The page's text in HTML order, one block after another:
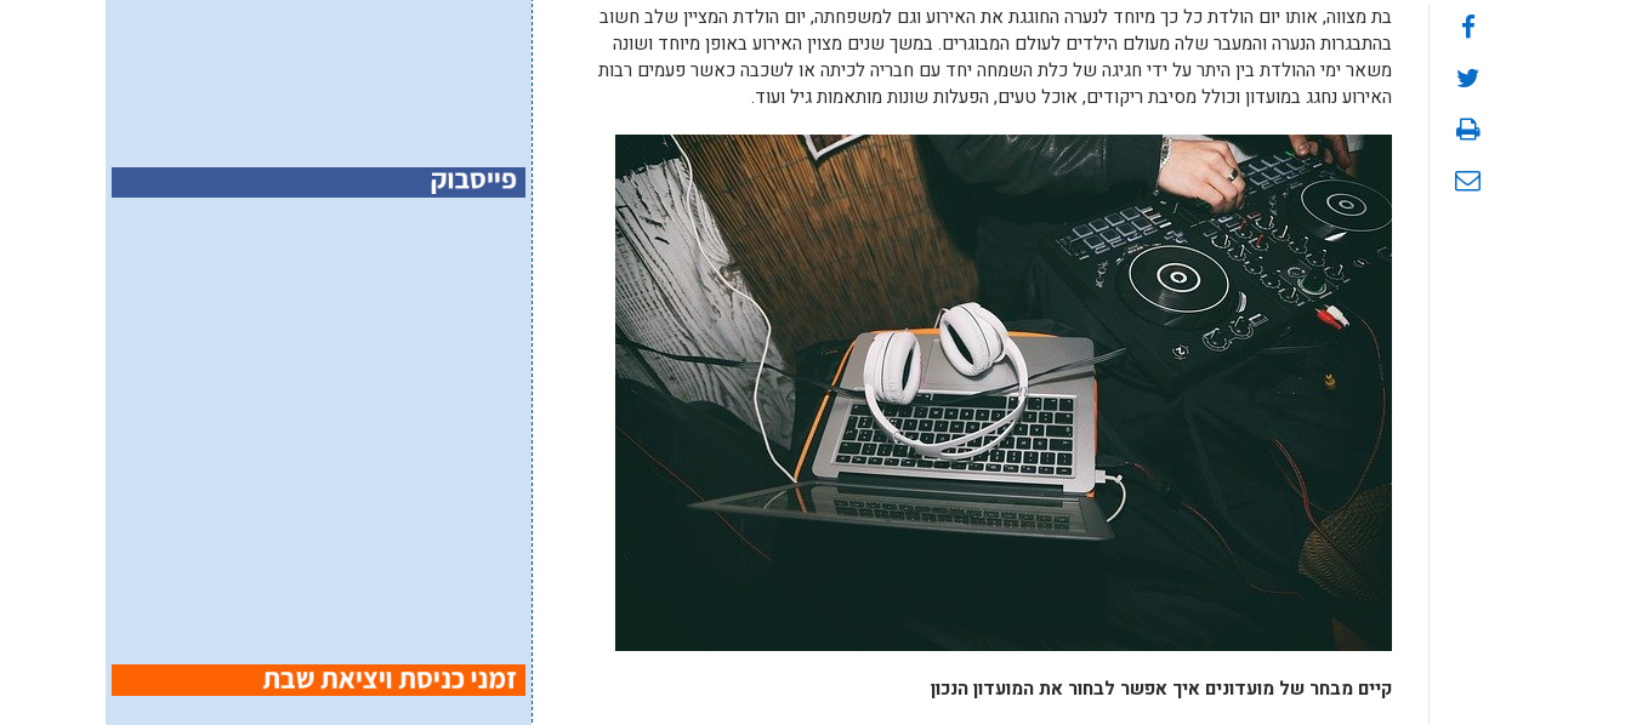
בת מצווה, אותו יום הולדת כל כך מיוחד לנערה החוגגת את האירוע וגם למשפחתה, יום הולדת המציין שלב חשוב
בהתבגרות הנערה והמעבר שלה מעולם הילדים לעולם המבוגרים. במשך שנים מצוין האירוע באופן מיוחד ושונה
משאר ימי ההולדת בין היתר על ידי חגיגה של כלת השמחה יחד עם חבריה לכיתה או לשכבה כאשר פעמים רבות
האירוע נחגג במועדון וכולל מסיבת ריקודים, אוכל טעים, הפעלות שונות מותאמות גיל ועוד.
קיים מבחר של מועדונים איך אפשר לבחור את המועדון הנכון